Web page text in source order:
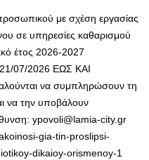
με σχέση εργασίας
σε υπηρεσίες καθαρισμού
έτος 2026-2027
07/2026 ΕΩΣ ΚΑΙ
να συμπληρώσουν τη
να την υποβάλουν
ypovoli@lamia-city.gr
gia-tin-proslipsi-
dikaioy-orismenoy-1